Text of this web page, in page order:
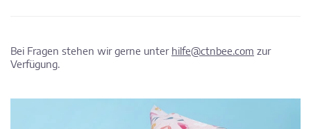
Bei Fragen stehen wir gerne unter hilfe@ctnbee.com zur
Verfügung.